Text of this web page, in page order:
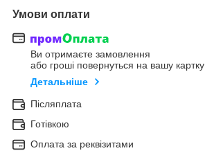
Умови оплати
Ви отримаєте замовлення
або гроші повернуться на вашу картку
Детальніше
Післяплата
Готівкою
Оплата за реквізитами